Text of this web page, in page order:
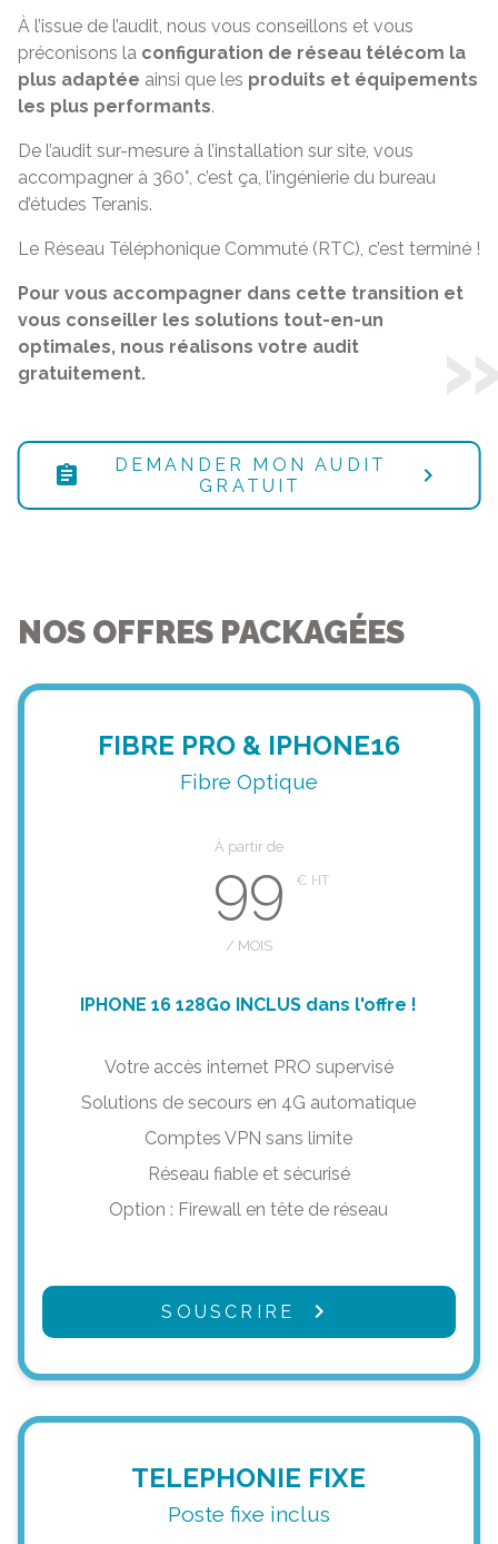
À l’issue de l’audit, nous vous conseillons et vous
préconisons la configuration de réseau télécom la
plus adaptée ainsi que les produits et équipements
les plus performants.
De l’audit sur-mesure à l’installation sur site, vous
accompagner à 360°, c’est ça, l’ingénierie du bureau
d’études Teranis.
Le Réseau Téléphonique Commuté (RTC), c’est terminé !
Pour vous accompagner dans cette transition et
vous conseiller les solutions tout-en-un
optimales, nous réalisons votre audit
gratuitement.
assignment
DEMANDER MON AUDIT
GRATUIT
NOS OFFRES PACKAGÉES
FIBRE PRO & IPHONE16
Fibre Optique
À partir de
99
/ MOIS
IPHONE 16 128Go INCLUS dans l'offre !
Votre accès internet PRO supervisé
Solutions de secours en 4G automatique
Comptes VPN sans limite
Réseau fiable et sécurisé
Option : Firewall en tête de réseau
SOUSCRIRE
TELEPHONIE FIXE
Poste fixe inclus